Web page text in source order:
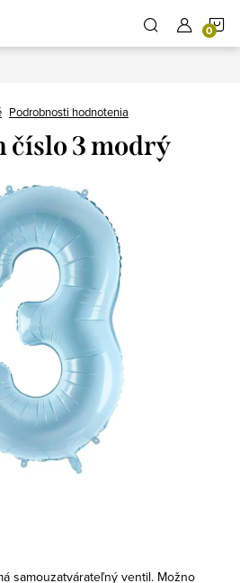
Podrobnosti hodnotenia
číslo 3 modrý
samouzatvárateľný ventil. Možno